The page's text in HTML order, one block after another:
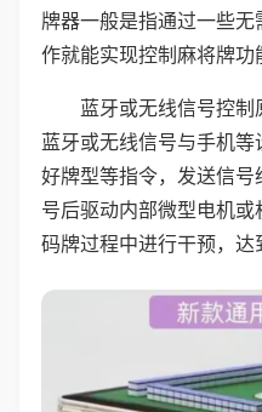
牌器一般是指通过一些
作就能实现控制麻将牌功
蓝牙或无线信号控
蓝牙或无线信号与手机
好牌型等指令，发送信
号后驱动内部微型电机或
码牌过程中进行干预，达